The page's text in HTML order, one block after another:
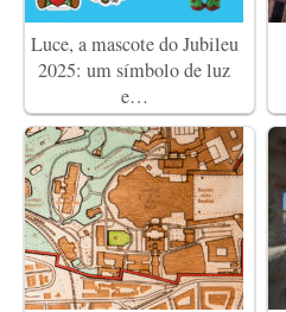
Luce, a mascote do Jubileu
2025: um símbolo de luz
e…